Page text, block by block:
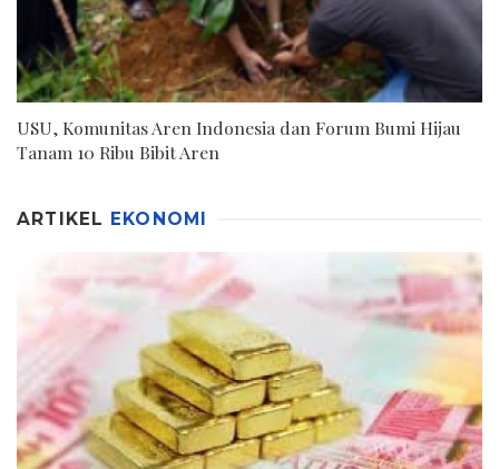
USU, Komunitas Aren Indonesia dan Forum Bumi Hijau
Tanam 10 Ribu Bibit Aren
ARTIKEL EKONOMI